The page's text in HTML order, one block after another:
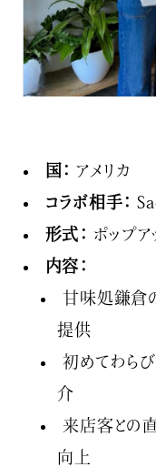
国： アメリカ
コラボ相手：
形式： ポップ
内容：
甘味処鎌倉
提供
初めてわら
介
来店客との
向上